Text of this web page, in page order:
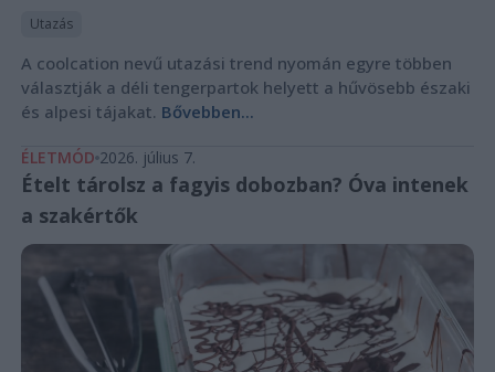
Utazás
A coolcation nevű utazási trend nyomán egyre többen
választják a déli tengerpartok helyett a hűvösebb északi
és alpesi tájakat. Bővebben...
ÉLETMÓD 2026. július 7.
Ételt tárolsz a fagyis dobozban? Óva intenek
a szakértők